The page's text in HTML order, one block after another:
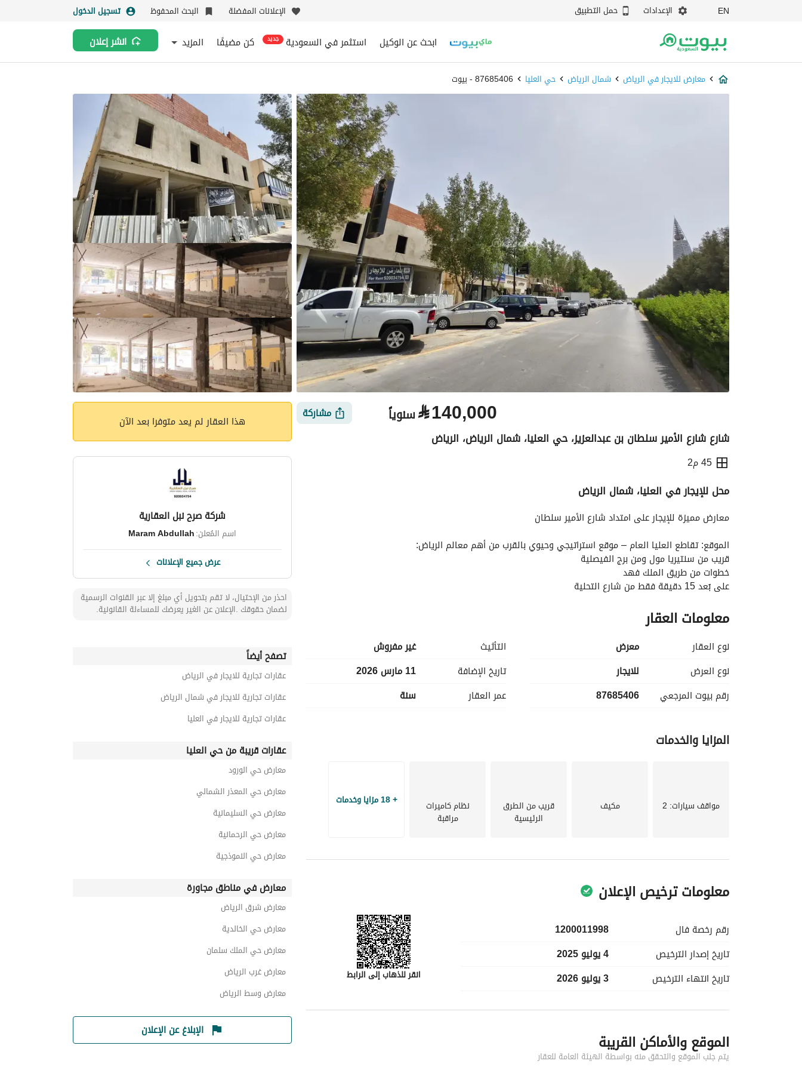
EN الإعدادات حمل التطبيق الإعلانات المفضلة البحث المحفوظ تسجيل الدخول
ابحث عن الوكيل استثمر في السعودية جديد كن مضيفًا المزيد انشر إعلان
معارض للايجار في الرياض شمال الرياض حي العليا 87685406 - بيوت
⃁140,000 سنوياً مشاركة
شارع شارع الأمير سلطان بن عبدالعزيز، حي العليا، شمال الرياض، الرياض
45 م2
محل للإيجار في العليا، شمال الرياض
معارض مميزة للإيجار على امتداد شارع الأمير سلطان
الموقع: تقاطع العليا العام – موقع استراتيجي وحيوي بالقرب من أهم معالم الرياض:
قريب من سنتيريا مول ومن برج الفيصلية
خطوات من طريق الملك فهد
على بُعد 15 دقيقة فقط من شارع التحلية
موقع مثالي للأنشطة التجارية والمعارض
حركة مرورية عالية وسهولة وصول للعملاء
معلومات العقار
نوع العقار
معرض
نوع العرض
للايجار
رقم بيوت المرجعي
87685406
التأثيث
غير مفروش
تاريخ الإضافة
11 مارس 2026
عمر العقار
سنة
المزايا والخدمات
مواقف سيارات: 2 مكيف قريب من الطرق
الرئيسية
نظام كاميرات
مراقبة
+ 18 مزايا وخدمات
معلومات ترخيص الإعلان
رقم رخصة فال
1200011998
تاريخ إصدار الترخيص
4 يوليو 2025
تاريخ انتهاء الترخيص 3 يوليو 2026 انقر للذهاب إلى الرابط
معلومات مسؤول الإعلان
اسم المسؤول -
الموقع والأماكن القريبة
يتم جلب الموقع والتحقق منه بواسطة الهيئة العامة للعقار
هذا العقار لم يعد متوفرا بعد الآن
شركة صرح نبل العقارية
اسم المُعلن:Maram Abdullah
عرض جميع الإعلانات
احذر من الإحتيال، لا تقم بتحويل أي مبلغ إلا عبر القنوات الرسمية
لضمان حقوقك .الإعلان عن الغير يعرضك للمساءلة القانونية.
تصفح أيضاً
عقارات تجارية للايجار في الرياض
عقارات تجارية للايجار في شمال الرياض
عقارات تجارية للايجار في العليا
عقارات قريبة من حي العليا
معارض حي الورود
معارض حي المعذر الشمالي
معارض حي السليمانية
معارض حي الرحمانية
معارض حي النموذجية
معارض في مناطق مجاورة
معارض شرق الرياض
معارض حي الخالدية
معارض حي الملك سلمان
معارض غرب الرياض
معارض وسط الرياض
الإبلاغ عن الإعلان